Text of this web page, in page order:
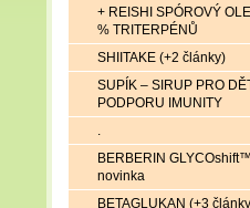
+ REISHI SPÓROVÝ
% TRITERPÉNŮ
SHIITAKE (+2 články)
SUPÍK – SIRUP PRO
PODPORU IMUNITY
.
BERBERIN
novinka
BETAGLUKAN (+3